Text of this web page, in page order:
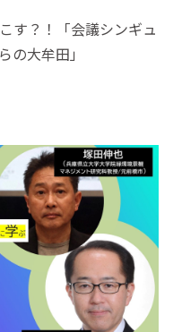
す？！「会議シンギュ
の大牟田」